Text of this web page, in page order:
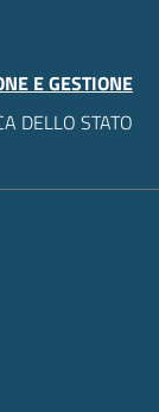
E GESTIONE
DELLO STATO